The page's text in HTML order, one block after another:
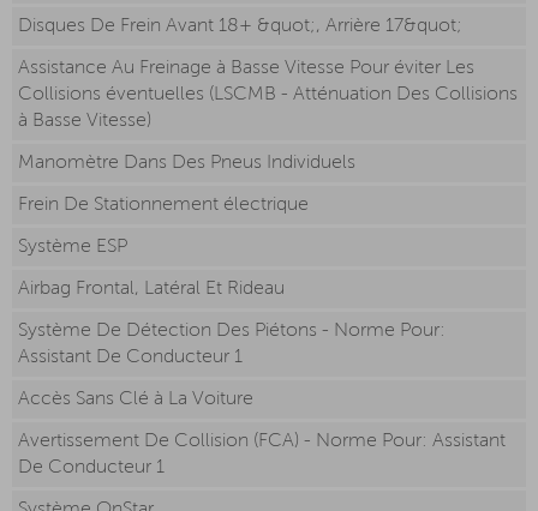
Disques De Frein Avant 18+ &quot;, Arrière 17&quot;
Assistance Au Freinage à Basse Vitesse Pour éviter Les
Collisions éventuelles (LSCMB - Atténuation Des Collisions
à Basse Vitesse)
Manomètre Dans Des Pneus Individuels
Frein De Stationnement électrique
Système ESP
Airbag Frontal, Latéral Et Rideau
Système De Détection Des Piétons - Norme Pour:
Assistant De Conducteur 1
Accès Sans Clé à La Voiture
Avertissement De Collision (FCA) - Norme Pour: Assistant
De Conducteur 1